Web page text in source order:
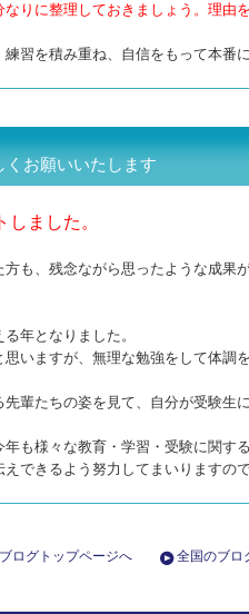
りに整理しておきましょう。理由
習を積み重ね、自信をもって本番
お願いいたします
ました。
も、残念ながら思ったような成果
年となりました。
いますが、無理な勉強をして体調
先輩たちの姿を見て、自分が受験生
も様々な教育・学習・受験に関す
できるよう努力してまいりますの
ログトップページへ 全国のブロ